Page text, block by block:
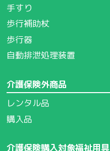
手すり
歩行補助杖
歩行器
自動排泄処理装置
介護保険外商品
レンタル品
購入品
介護保険購入対象福祉用具